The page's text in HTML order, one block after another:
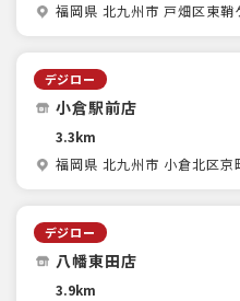
福岡県 北九州市 戸畑区東鞘
デジロー
小倉駅前店
3.3km
福岡県 北九州市 小倉北区京
デジロー
八幡東田店
3.9km